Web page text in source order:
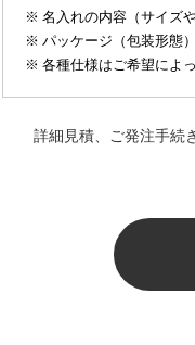
名入れの内容（サイズ
パッケージ（包装形態
各種仕様はご希望によ
詳細見積、ご発注手続